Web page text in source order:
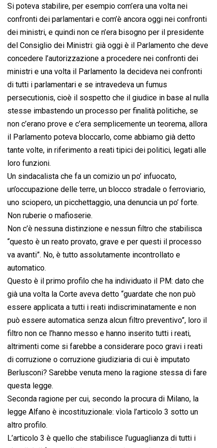
Si poteva stabilire, per esempio com’era una volta nei
confronti dei parlamentari e com’è ancora oggi nei confronti
dei ministri, e quindi non ce n’era bisogno per il presidente
del Consiglio dei Ministri: già oggi è il Parlamento che deve
concedere l’autorizzazione a procedere nei confronti dei
ministri e una volta il Parlamento la decideva nei confronti
di tutti i parlamentari e se intravedeva un fumus
persecutionis, cioè il sospetto che il giudice in base al nulla
stesse imbastendo un processo per finalità politiche, se
non c’erano prove e c’era semplicemente un teorema, allora
il Parlamento poteva bloccarlo, come abbiamo già detto
tante volte, in riferimento a reati tipici dei politici, legati alle
loro funzioni.
Un sindacalista che fa un comizio un po’ infuocato,
un’occupazione delle terre, un blocco stradale o ferroviario,
uno sciopero, un picchettaggio, una denuncia un po’ forte.
Non ruberie o mafioserie.
Non c’è nessuna distinzione e nessun filtro che stabilisca
“questo è un reato provato, grave e per questi il processo
va avanti”. No, è tutto assolutamente incontrollato e
automatico.
Questo è il primo profilo che ha individuato il PM: dato che
già una volta la Corte aveva detto “guardate che non può
essere applicata a tutti i reati indiscriminatamente e non
può essere automatica senza alcun filtro preventivo”, loro il
filtro non ce l’hanno messo e hanno inserito tutti i reati,
altrimenti come si farebbe a considerare poco gravi i reati
di corruzione o corruzione giudiziaria di cui è imputato
Berlusconi? Sarebbe venuta meno la ragione stessa di fare
questa legge.
Seconda ragione per cui, secondo la procura di Milano, la
legge Alfano è incostituzionale: vìola l’articolo 3 sotto un
altro profilo.
L’articolo 3 è quello che stabilisce l’uguaglianza di tutti i